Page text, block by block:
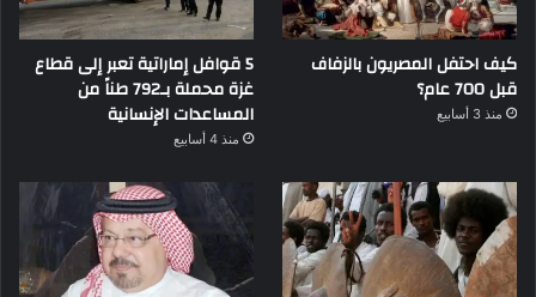
كيف احتفل المصريون بالزفاف
قبل 700 عام؟
منذ 3 أسابيع
5 قوافل إماراتية تعبر إلى قطاع
غزة محملة بـ792 طناً من
المساعدات الإنسانية
منذ 4 أسابيع